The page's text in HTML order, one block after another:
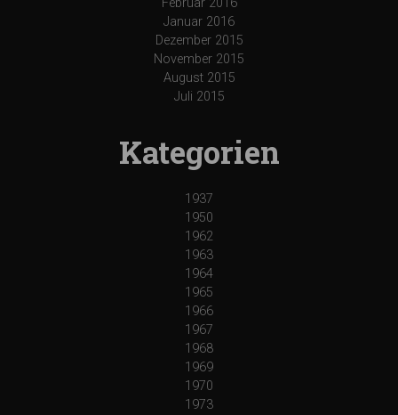
Februar 2016
Januar 2016
Dezember 2015
November 2015
August 2015
Juli 2015
Kategorien
1937
1950
1962
1963
1964
1965
1966
1967
1968
1969
1970
1973